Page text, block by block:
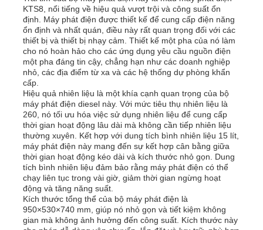
Nhà
Sản phẩm
Video
Về chúng tôi
Tham quan nhà máy
KTS8, nổi tiếng về hiệu quả vượt trội và công suất ổn
định. Máy phát điện được thiết kế để cung cấp điện năng
ổn định và nhất quán, điều này rất quan trọng đối với các
thiết bị và thiết bị nhạy cảm. Thiết kế một pha của nó làm
cho nó hoàn hảo cho các ứng dụng yêu cầu nguồn điện
một pha đáng tin cậy, chẳng hạn như các doanh nghiệp
nhỏ, các địa điểm từ xa và các hệ thống dự phòng khẩn
cấp.
Hiệu quả nhiên liệu là một khía cạnh quan trọng của bộ
máy phát điện diesel này. Với mức tiêu thụ nhiên liệu là
260, nó tối ưu hóa việc sử dụng nhiên liệu để cung cấp
thời gian hoạt động lâu dài mà không cần tiếp nhiên liệu
thường xuyên. Kết hợp với dung tích bình nhiên liệu 15 lít,
máy phát điện này mang đến sự kết hợp cân bằng giữa
thời gian hoạt động kéo dài và kích thước nhỏ gọn. Dung
tích bình nhiên liệu đảm bảo rằng máy phát điện có thể
chạy liên tục trong vài giờ, giảm thời gian ngừng hoạt
động và tăng năng suất.
Kích thước tổng thể của bộ máy phát điện là
950×530×740 mm, giúp nó nhỏ gọn và tiết kiệm không
gian mà không ảnh hưởng đến công suất. Kích thước này